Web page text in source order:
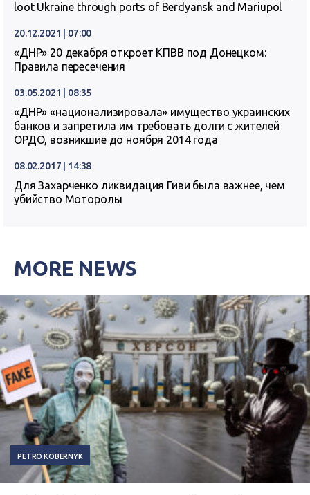
loot Ukraine through ports of Berdyansk and Mariupol
20.12.2021 | 07:00
«ДНР» 20 декабря откроет КПВВ под Донецком:
Правила пересечения
03.05.2021 | 08:35
«ДНР» «национализировала» имущество украинских
банков и запретила им требовать долги с жителей
ОРДО, возникшие до ноября 2014 года
08.02.2017 | 14:38
Для Захарченко ликвидация Гиви была важнее, чем
убийство Моторолы
MORE NEWS
PETRO KOBERNYK